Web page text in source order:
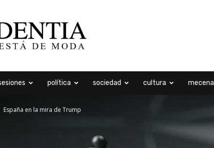
política sociedad cultura
España en la mira de Trump